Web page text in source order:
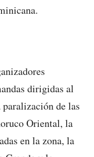
dirigidas al
de las
Oriental, la
en la zona, la